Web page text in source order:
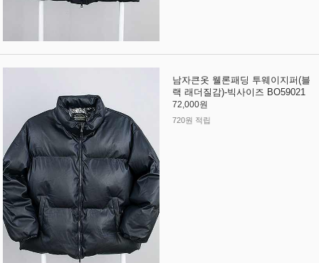
남자큰옷 웰론패딩 투웨이지퍼(블
랙 래더질감)-빅사이즈 BO59021
72,000원
720원 적립